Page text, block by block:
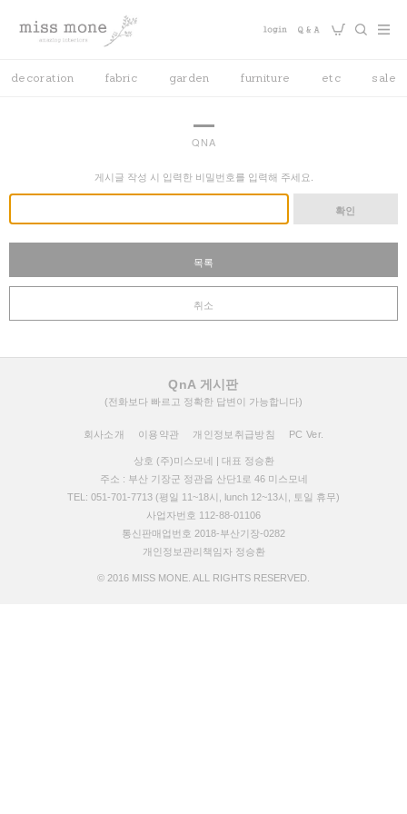
decoration fabric garden furniture etc sale
QNA
게시글 작성 시 입력한 비밀번호를 입력해 주세요.
확인
목록
취소
QnA 게시판
(전화보다 빠르고 정확한 답변이 가능합니다)
회사소개 이용약관 개인정보취급방침 PC Ver.
상호 (주)미스모네 | 대표 정승환
주소 : 부산 기장군 정관읍 산단1로 46 미스모네
TEL: 051-701-7713 (평일 11~18시, lunch 12~13시, 토일 휴무)
사업자번호 112-88-01106
통신판매업번호 2018-부산기장-0282
개인정보관리책임자 정승환
© 2016 MISS MONE. ALL RIGHTS RESERVED.